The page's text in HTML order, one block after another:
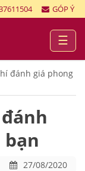
GÓP Ý
☰
đánh giá phong
27/08/2020